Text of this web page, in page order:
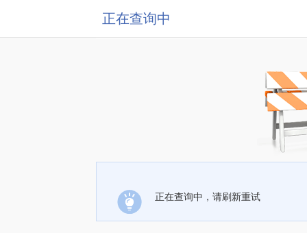
正在查询中
正在查询中，请刷新重试